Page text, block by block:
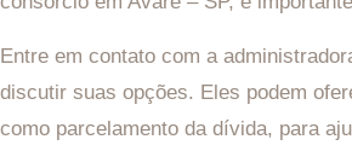
Entre em contato com a
discutir suas opções. Eles podem
como parcelamento da dívida, para